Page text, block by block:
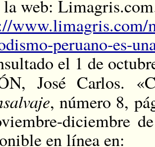
la web:
www.limagris.com/
peruano-es-
el 1 de
José Carlos.
, número 8,
diciembre
en línea en: